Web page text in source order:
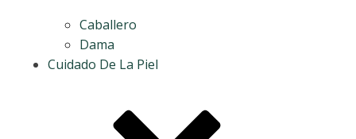
Caballero
Dama
Cuidado De La Piel